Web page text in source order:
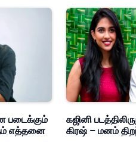
படைக்கும்
எத்தனை
கஜினி
கிரஷ் – மனம்